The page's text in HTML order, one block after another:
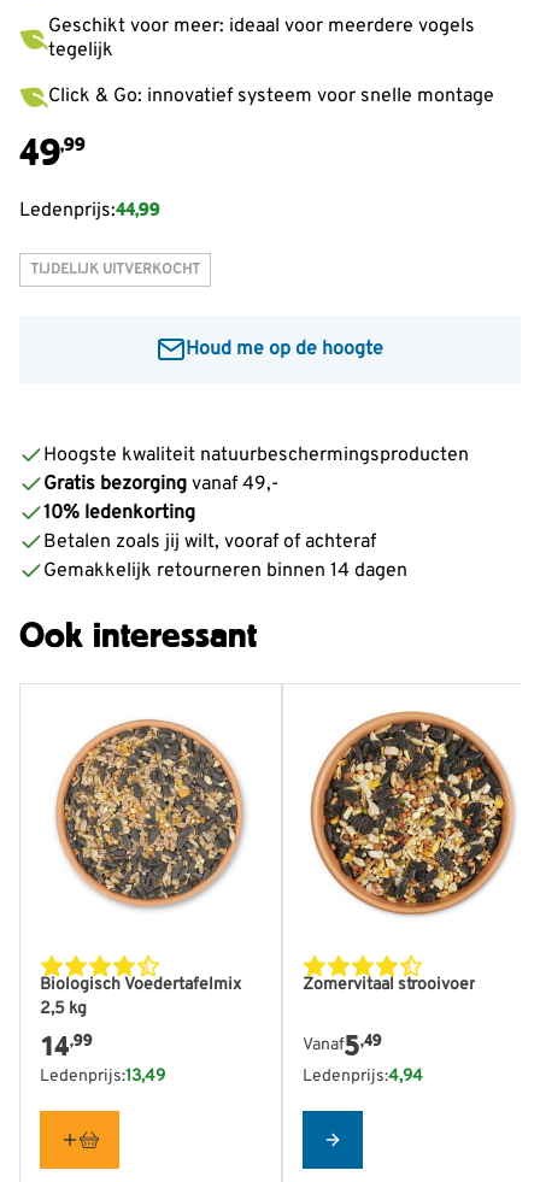
Geschikt voor meer: ideaal voor meerdere vogels
tegelijk
Click & Go: innovatief systeem voor snelle montage
49,99
Ledenprijs:44,99
TIJDELIJK UITVERKOCHT
Houd me op de hoogte
wanneer dit product weer op voorraad is:
Hoogste kwaliteit natuurbeschermingsproducten
Gratis bezorging vanaf 49,-
10% ledenkorting
Betalen zoals jij wilt, vooraf of achteraf
Gemakkelijk retourneren binnen 14 dagen
Ook interessant
Biologisch Voedertafelmix
2,5 kg
14,99
Ledenprijs:13,49
Zomervitaal strooivoer
De prijs is afhankelijk van
Vanaf5,49
Ledenprijs:4,94
Configure